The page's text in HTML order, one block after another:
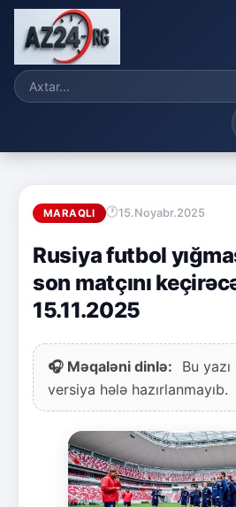
MARAQLI 15.Noyabr.2025
Rusiya futbol
son matçını
15.11.2025
🎧 Məqaləni dinlə:
Bu
versiya hələ hazırlanmayıb.